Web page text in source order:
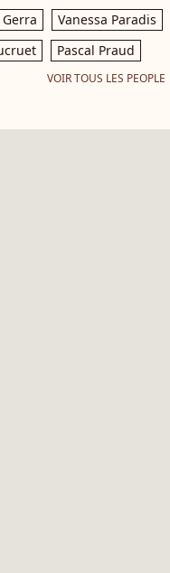
Vanessa Paradis
Pascal Praud
VOIR TOUS LES PEOPLE